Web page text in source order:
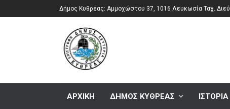
Δήμος Κυθρέας: Αμμοχώστου 37, 1016 Λευκωσία Ταχ.
ΑΡΧΙΚΗ ΔΗΜΟΣ ΚΥΘΡΕΑΣ ΙΣΤΟΡΙΑ